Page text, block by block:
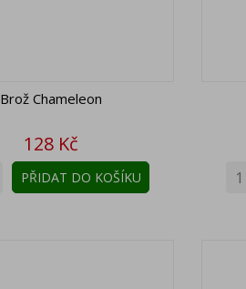
Brož Chameleon
Cena
128 Kč
PŘIDAT DO KOŠÍKU